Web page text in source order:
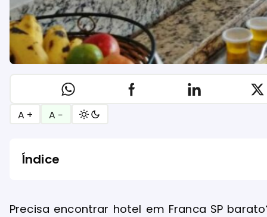
A + A −
Índice
Precisa encontrar hotel em Franca SP